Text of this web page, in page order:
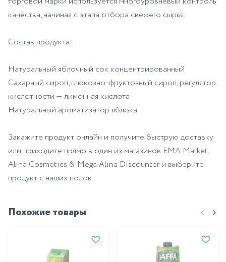
качества, начиная с этапа отбора свежего сырья.
Состав продукта:
Натуральный яблочный сок концентрированный
Сахарный сироп, глюкозно-фруктозный сироп, регулятор
кислотности — лимонная кислота
Натуральный ароматизатор яблока
Закажите продукт онлайн и получите быструю доставку
или приходите прямо в один из магазинов EMA Market,
Alina Cosmetics & Mega Alina Discounter и выберите
продукт с наших полок.
Похожие товары